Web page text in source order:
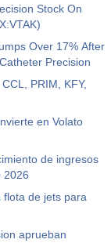
Stock On
Over 17% After
Precision
PRIM, KFY,
en Volato
de ingresos
2026
de jets para
aprueban